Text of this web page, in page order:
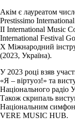
Акім є лауреатом
Prestissimo
II International Music
International Festival
Х Міжнародний
(2023, Україна).
У 2023 році взяв
«Я – віртуоз!» та
Національного
Також скрипаль
Національним
VERE MUSIC HUB.